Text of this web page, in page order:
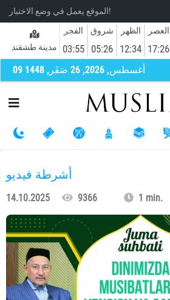
الموقع يعمل في وضع الاختبار!
مدينة طشقند
الفجر
03:55
شروق
05:26
الظهر
12:34
العصر
17:26
09 أغسطس, 2026, 26 صَفَر, 1448
أشرطة فيديو
14.10.2025 9366 1 min.